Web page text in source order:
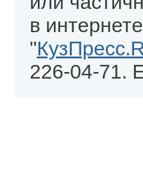
в
"
226-04-71.